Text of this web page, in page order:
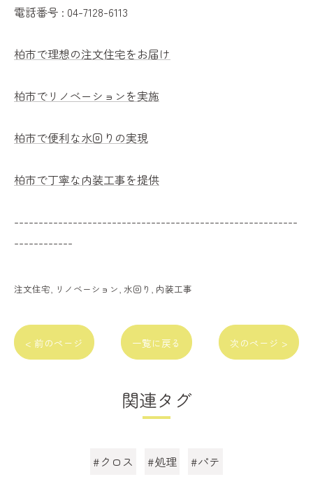
電話番号 : 04-7128-6113
柏市で理想の注文住宅をお届け
柏市でリノベーションを実施
柏市で便利な水回りの実現
柏市で丁寧な内装工事を提供
----------------------------------------------------------
------------
注文住宅 リノベーション 水回り 内装工事
< 前のページ 一覧に戻る 次のページ >
関連タグ
#クロス #処理 #パテ